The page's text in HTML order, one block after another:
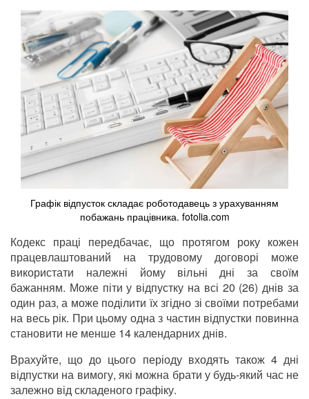
Графік відпусток складає роботодавець з урахуванням
побажань працівника. fotolia.com
Кодекс праці передбачає, що протягом року кожен
працевлаштований на трудовому договорі може
використати належні йому вільні дні за своїм
бажанням. Може піти у відпустку на всі 20 (26) днів за
один раз, а може поділити їх згідно зі своїми потребами
на весь рік. При цьому одна з частин відпустки повинна
становити не менше 14 календарних днів.
Врахуйте, що до цього періоду входять також 4 дні
відпустки на вимогу, які можна брати у будь-який час не
залежно від складеного графіку.